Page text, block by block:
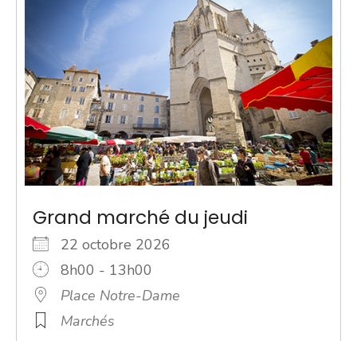
Grand marché du jeudi
22 octobre 2026
8h00 - 13h00
Place Notre-Dame
Marchés